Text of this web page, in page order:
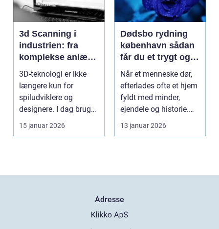
3d Scanning i
industrien: fra
komplekse anlæg
til præcise
beslutninger
3D-teknologi er ikke
længere kun for
spiludviklere og
designere. I dag bruger
en lang række
virksomh...
15 januar 2026
Dødsbo rydning
københavn sådan
får du et trygt og
professionelt
forløb
Når et menneske dør,
efterlades ofte et hjem
fyldt med minder,
ejendele og historie.
For mange pårør...
13 januar 2026
Adresse